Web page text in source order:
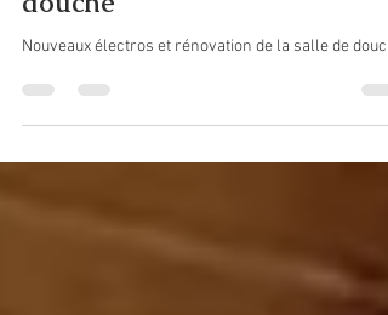
douche